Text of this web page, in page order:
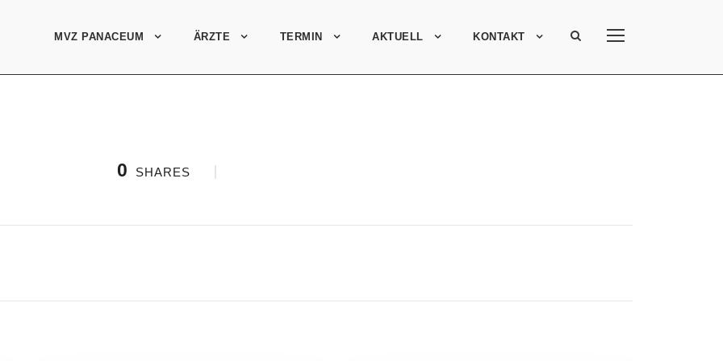
MVZ PANACEUM ÄRZTE TERMIN AKTUELL KONTAKT
0 SHARES